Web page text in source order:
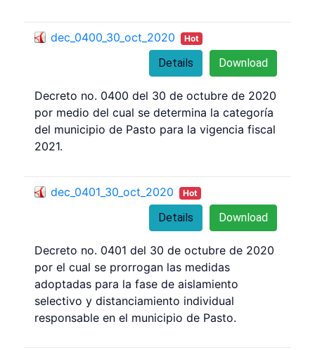
dec_0400_30_oct_2020 Hot
Download
Details
Decreto no. 0400 del 30 de octubre de 2020
por medio del cual se determina la categoría
del municipio de Pasto para la vigencia fiscal
2021.
dec_0401_30_oct_2020 Hot
Download
Details
Decreto no. 0401 del 30 de octubre de 2020
por el cual se prorrogan las medidas
adoptadas para la fase de aislamiento
selectivo y distanciamiento individual
responsable en el municipio de Pasto.